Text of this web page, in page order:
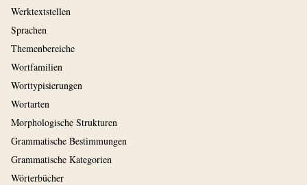
Werktextstellen
Sprachen
Themenbereiche
Wortfamilien
Worttypisierungen
Wortarten
Morphologische Strukturen
Grammatische Bestimmungen
Grammatische Kategorien
Wörterbücher